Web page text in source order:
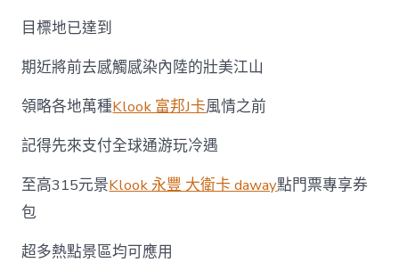
目標地已達到
期近將前去感觸感染內陸的壯美江山
領略各地萬種Klook 富邦J卡風情之前
記得先來支付全球通游玩冷遇
至高315元景Klook 永豐 大衛卡 daway點門票專享券
包
超多熱點景區均可應用